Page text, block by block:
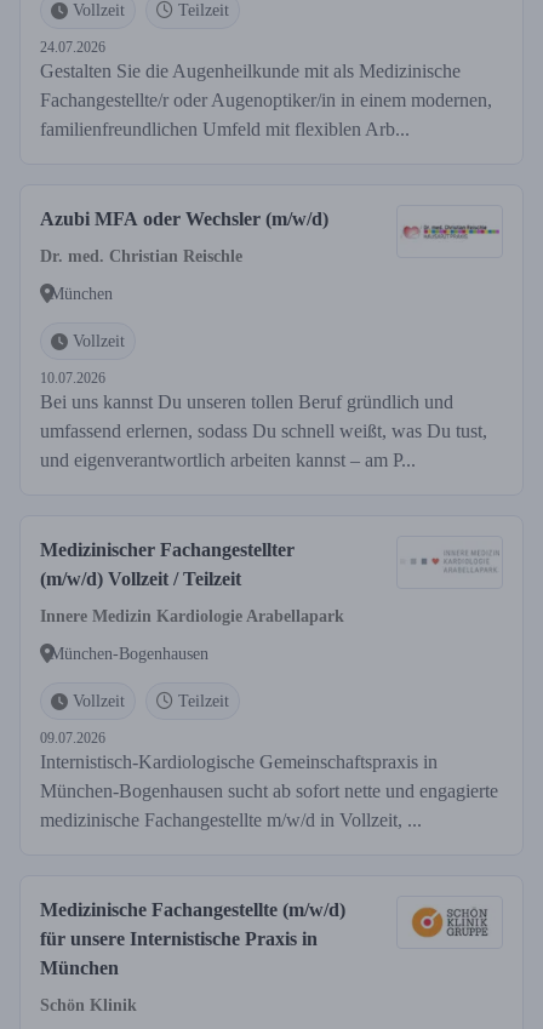
Vollzeit Teilzeit
24.07.2026
Gestalten Sie die Augenheilkunde mit als Medizinische
Fachangestellte/r oder Augenoptiker/in in einem modernen,
familienfreundlichen Umfeld mit flexiblen Arb...
Azubi MFA oder Wechsler (m/w/d)
Dr. med. Christian Reischle
München
Vollzeit
10.07.2026
Bei uns kannst Du unseren tollen Beruf gründlich und
umfassend erlernen, sodass Du schnell weißt, was Du tust,
und eigenverantwortlich arbeiten kannst – am P...
Medizinischer Fachangestellter
(m/w/d) Vollzeit / Teilzeit
Innere Medizin Kardiologie Arabellapark
München-Bogenhausen
Vollzeit Teilzeit
09.07.2026
Internistisch-Kardiologische Gemeinschaftspraxis in
München-Bogenhausen sucht ab sofort nette und engagierte
medizinische Fachangestellte m/w/d in Vollzeit, ...
Medizinische Fachangestellte (m/w/d)
für unsere Internistische Praxis in
München
Schön Klinik